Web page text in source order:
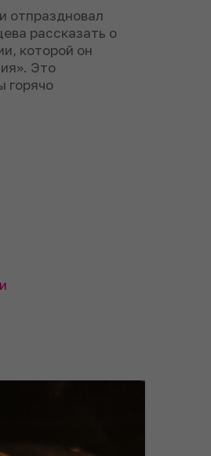
отпраздновал
рассказать о
которой он
Это
горячо